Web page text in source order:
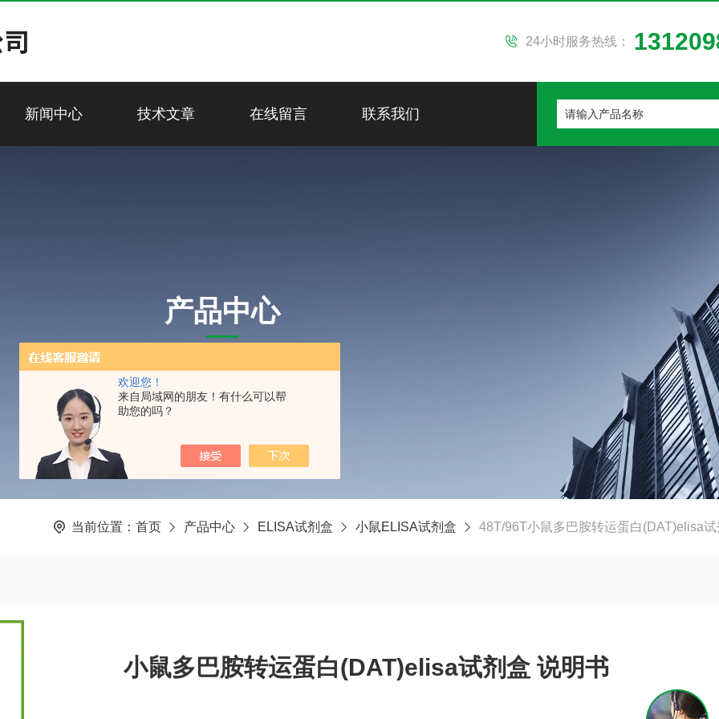
欢迎您！
来自局域网的朋友！有什么可以帮
助您的吗？
24小时服务热线：
新闻中心 技术文章 在线留言 联系我们
产品中心
当前位置： 首页 产品中心 ELISA试剂盒 小鼠ELISA试剂盒 48T/96T小鼠多巴胺转运蛋白(DAT)elisa
小鼠多巴胺转运蛋白(DAT)elisa试剂盒 说明书